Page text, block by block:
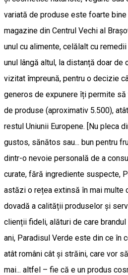
variată de produse este foarte
magazine din Centrul Vechi al
unul cu alimente, celălalt cu
unul lângă altul, la distanță doar de
vizitat împreună, pentru o decizie
generos de expunere îți permite
de produse (aproximativ 5.500),
restul Uniunii Europene. [Nu pleca
gustos, sănătos sau... bun pentru
dintr-o nevoie personală de a
curate, fără ingrediente suspecte,
astăzi o rețea extinsă în mai multe
dovadă a calității produselor și
clienții fideli, alături de care
ani, Paradisul Verde este din ce în
atât români cât și străini, care vor
mai... altfel – fie că e un produs